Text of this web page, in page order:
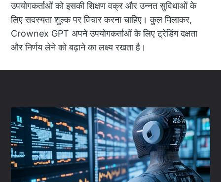
उपयोगकर्ताओं को इसकी शिक्षण वक्र और उन्नत सुविधाओं के
लिए सदस्यता शुल्क पर विचार करना चाहिए। कुल मिलाकर,
Crownex GPT अपने उपयोगकर्ताओं के लिए ट्रेडिंग दक्षता
और निर्णय लेने को बढ़ाने का लक्ष्य रखता है।